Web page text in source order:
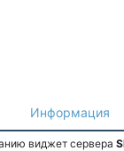
Информация
виджет сервера